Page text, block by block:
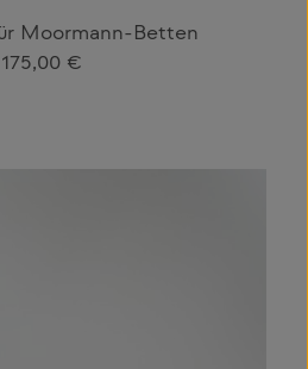
Moormann-Betten
Regulärer Preis:
175,00 €